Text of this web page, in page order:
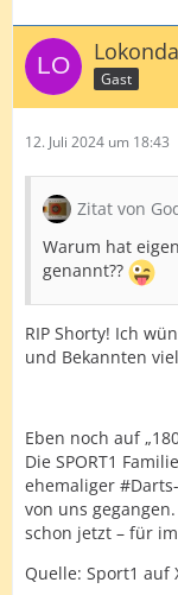
Gast
12. Juli 2024 um 18:43
Zitat von
Warum hat
genannt??
RIP Shorty! Ich
und Bekannten
Eben noch auf
Die SPORT1
ehemaliger
von uns
schon jetzt – für
Quelle: Sport1 auf